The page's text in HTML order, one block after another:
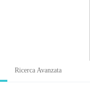
Ricerca Avanzata